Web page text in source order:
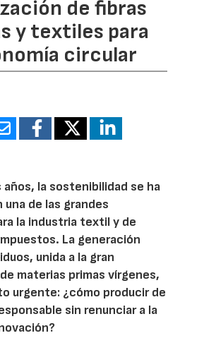
de fibras
y textiles para
circular
años, la sostenibilidad se ha
de las grandes
la industria textil y de
La generación
unida a la gran
materias primas vírgenes,
urgente: ¿cómo producir de
sin renunciar a la